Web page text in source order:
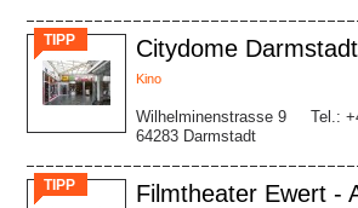
TIPP Citydome Darmstadt
Kino
Wilhelminenstrasse 9
64283 Darmstadt
Tel.:
TIPP Filmtheater Ewert -